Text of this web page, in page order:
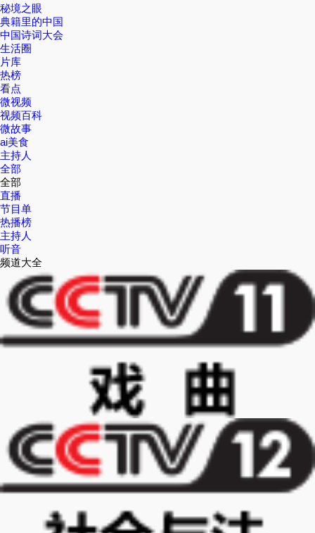
秘境之眼
典籍里的中国
中国诗词大会
生活圈
片库
热榜
看点
微视频
视频百科
微故事
ai美食
主持人
全部
全部
直播
节目单
热播榜
主持人
听音
频道大全